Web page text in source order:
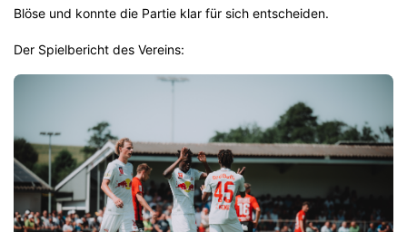
Blöse und konnte die Partie klar für sich entscheiden.
Der Spielbericht des Vereins: